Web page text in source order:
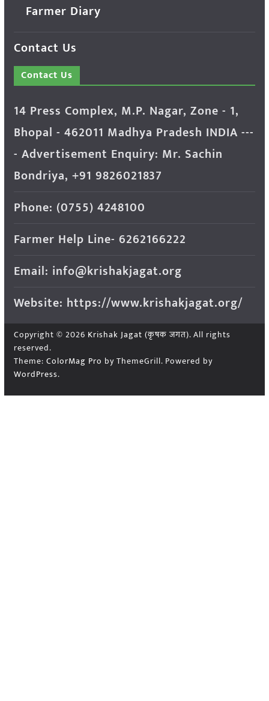
Farmer Diary
Contact Us
Contact Us
14 Press Complex, M.P. Nagar, Zone - 1,
Bhopal - 462011 Madhya Pradesh INDIA ---
- Advertisement Enquiry: Mr. Sachin
Bondriya, +91 9826021837
Phone: (0755) 4248100
Farmer Help Line- 6262166222
Email: info@krishakjagat.org
Website: https://www.krishakjagat.org/
Copyright © 2026 Krishak Jagat (कृषक जगत). All rights
reserved.
Theme: ColorMag Pro by ThemeGrill. Powered by
WordPress.